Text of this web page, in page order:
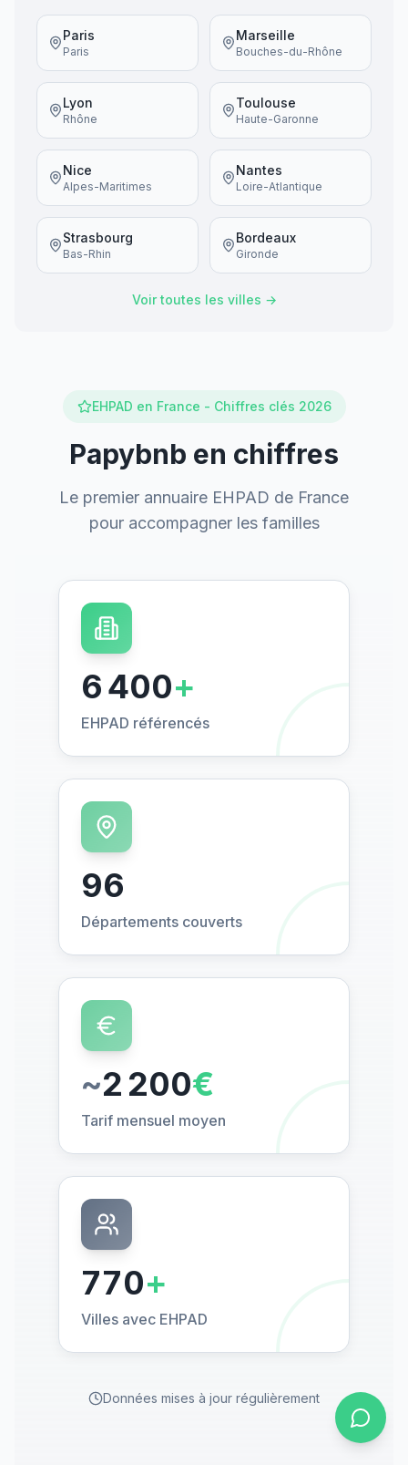
Paris
Paris
Marseille
Bouches-du-Rhône
Lyon
Rhône
Toulouse
Haute-Garonne
Nice
Alpes-Maritimes
Nantes
Loire-Atlantique
Strasbourg
Bas-Rhin
Bordeaux
Gironde
Voir toutes les villes →
EHPAD en France - Chiffres clés 2026
Papybnb en chiffres
Le premier annuaire EHPAD de France
pour accompagner les familles
6 400+
EHPAD référencés
96
Départements couverts
~2 200€
Tarif mensuel moyen
770+
Villes avec EHPAD
Données mises à jour régulièrement